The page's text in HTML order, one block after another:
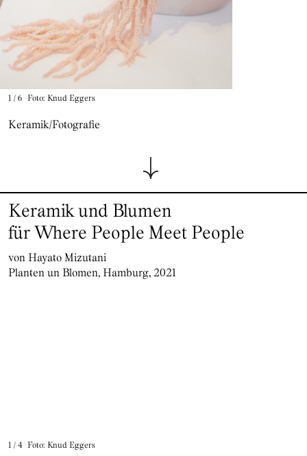
Foto: Knud Eggers
1 / 6
Keramik/Fotografie
Keramik und Blumen
für Where People Meet People
von Hayato Mizutani
Planten un Blomen, Hamburg, 2021
Foto: Knud Eggers
1 / 4